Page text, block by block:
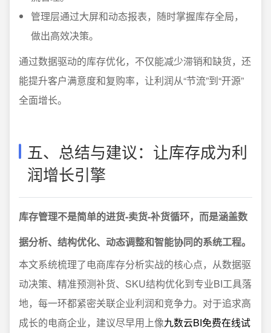
管理层通过大屏和动态报表，随时掌握库存全局，
做出高效决策。
通过数据驱动的库存优化，不仅能减少滞销和缺货，还
能提升客户满意度和复购率，让利润从“节流”到“开源”
全面增长。
五、总结与建议：让库存成为利
润增长引擎
库存管理不是简单的进货-卖货-补货循环，而是涵盖数
据分析、结构优化、动态调整和智能协同的系统工程。
本文系统梳理了电商库存分析实战的核心点，从数据驱
动决策、精准预测补货、SKU结构优化到专业BI工具落
地，每一环都紧密关联企业利润和竞争力。对于追求高
成长的电商企业，建议尽早用上像九数云BI免费在线试